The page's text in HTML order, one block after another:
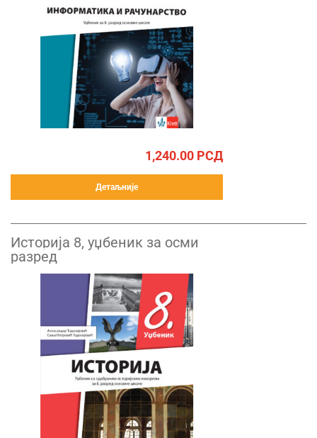
1,240.00 РСД
Детаљније
Историја 8, уџбеник за осми
разред